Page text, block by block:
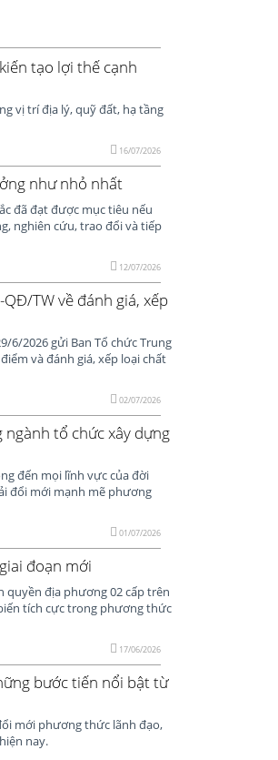
tạo lợi thế cạnh
vị trí địa lý, quỹ đất, hạ tầng
16/07/2026
như nhỏ nhất
đã đạt được mục tiêu nếu
nghiên cứu, trao đổi và tiếp
12/07/2026
TW về đánh giá, xếp
6/2026 gửi Ban Tổ chức Trung
và đánh giá, xếp loại chất
02/07/2026
ngành tổ chức xây dựng
đến mọi lĩnh vực của đời
đổi mới mạnh mẽ phương
01/07/2026
đoạn mới
quyền địa phương 02 cấp trên
tích cực trong phương thức
17/06/2026
bước tiến nổi bật từ
mới phương thức lãnh đạo,
nay.